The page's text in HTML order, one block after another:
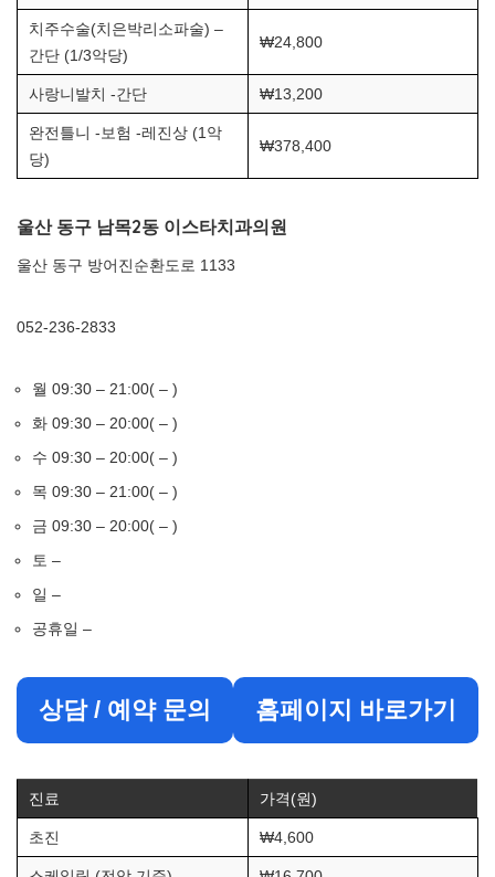
치주수술(치은박리소파술) –
간단 (1/3악당)
₩24,800
사랑니발치 -간단 ₩13,200
완전틀니 -보험 -레진상 (1악
당)
₩378,400
울산 동구 남목2동 이스타치과의원
울산 동구 방어진순환도로 1133
052-236-2833
월 09:30 – 21:00( – )
화 09:30 – 20:00( – )
수 09:30 – 20:00( – )
목 09:30 – 21:00( – )
금 09:30 – 20:00( – )
토 –
일 –
공휴일 –
상담 / 예약 문의 홈페이지 바로가기
진료 가격(원)
초진 ₩4,600